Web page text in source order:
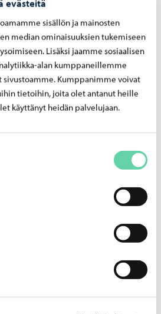
evästeitä
sisällön ja mainosten
median ominaisuuksien tukemiseen
Lisäksi jaamme sosiaalisen
alan kumppaneillemme
Kumppanimme voivat
tietoihin, joita olet antanut heille
käyttänyt heidän palvelujaan.
Sibeliushuset,
infoMäntsälä musiklekinfo
Pilvilinnavägen 2